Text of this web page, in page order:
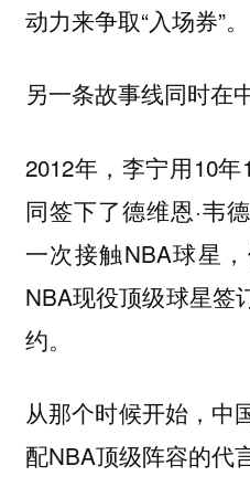
动力来争取“入场券”。
另一条故事线同时在
2012年，李宁用10
同签下了德维恩·韦
一次接触NBA球星
NBA现役顶级球星签
约。
从那个时候开始，中
配NBA顶级阵容的代